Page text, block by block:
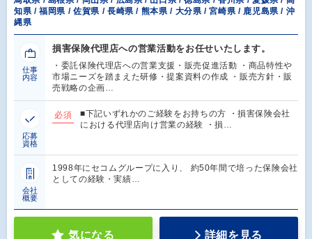
知県 / 福岡県 / 佐賀県 / 長崎県 / 熊本県 / 大分県 / 宮崎県 / 鹿児島県 / 沖
縄県
仕事
内容
損害保険代理店への営業活動をお任せいたします。
・委託保険代理店への営業支援・販売促進活動 ・商品特性や
市場ニーズを踏まえた研修・提案資料の作成 ・販売方針・販
売戦略の企画…
応募
資格
必須
■下記いずれかのご経験をお持ちの方 ・損害保険会社
における代理店向け営業の経験 ・損…
会社
概要
1998年にセコムグループに入り、 約50年間で培った保険会社
としての経験・実績…
気になる 詳細を見る